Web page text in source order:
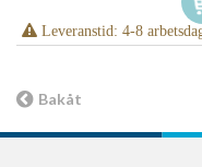
Leveranstid: 4-8
Bakåt